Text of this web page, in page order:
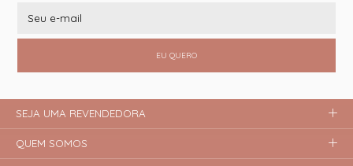
EU QUERO
SEJA UMA REVENDEDORA
QUEM SOMOS